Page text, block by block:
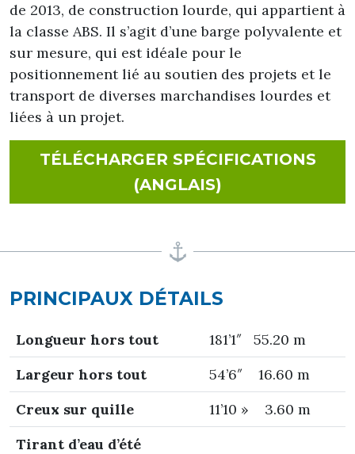
de 2013, de construction lourde, qui appartient à
la classe ABS. Il s’agit d’une barge polyvalente et
sur mesure, qui est idéale pour le
positionnement lié au soutien des projets et le
transport de diverses marchandises lourdes et
liées à un projet.
TÉLÉCHARGER SPÉCIFICATIONS
(ANGLAIS)FOR MM 180
PRINCIPAUX DÉTAILS
Longueur hors tout
181’1″ 55.20 m
Largeur hors tout
54’6″ 16.60 m
Creux sur quille
11’10 » 3.60 m
Tirant d’eau d’été